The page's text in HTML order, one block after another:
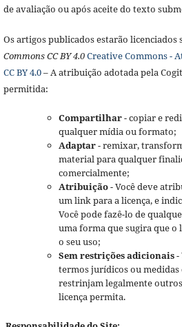
de avaliação ou após aceite do texto
Os artigos publicados estarão licenciados
Commons CC BY 4.0Creative Commons -
CC BY 4.0– A atribuição adotada pela
permitida:
Compartilhar- copiar e
qualquer mídia ou formato;
Adaptar- remixar,
material para qualquer
comercialmente;
Atribuição- Você deve
um link para a licença, e
Você pode fazê-lo de
uma forma que sugira que
o seu uso;
Sem restrições adicionais-
termos jurídicos ou
restrinjam legalmente
licença permita.